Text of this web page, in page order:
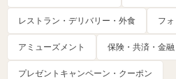
レストラン・デリバリー・外食 フ
アミューズメント 保険・共済・金融
プレゼントキャンペーン・クーポン